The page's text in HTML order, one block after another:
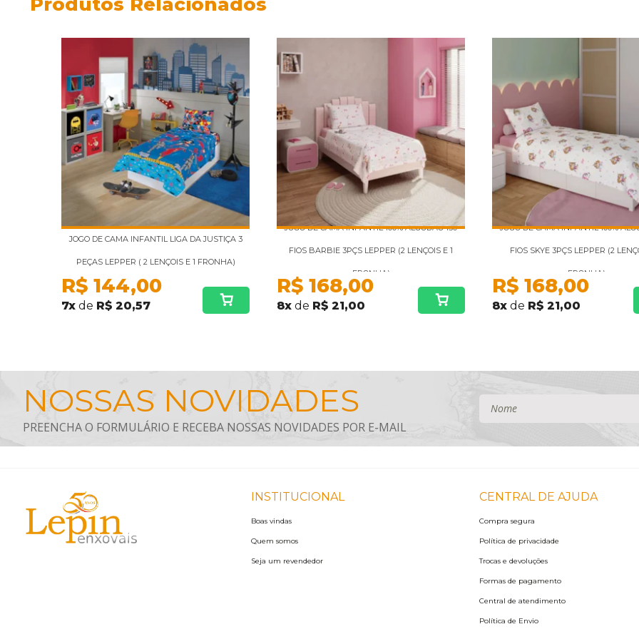
JOGO DE CAMA INFANTIL LIGA DA JUSTIÇA 3
PEÇAS LEPPER ( 2 LENÇOIS E 1 FRONHA)
R$ 144,00
7x de R$ 20,57
JOGO DE CAMA INFANTIL 100% ALGODÃO 150
FIOS BARBIE 3PÇS LEPPER (2 LENÇOIS E 1
FRONHA)
R$ 168,00
8x de R$ 21,00
JOGO DE CAMA INFANTIL 100%
FIOS SKYE 3PÇS LEPPER (2
FRONHA)
R$ 168,00
8x de R$ 21,00
INSTITUCIONAL
Boas vindas
Quem somos
Seja um revendedor
CENTRAL DE AJUDA
Compra segura
Política de privacidade
Trocas e devoluções
Formas de pagamento
Central de atendimento
Política de Envio